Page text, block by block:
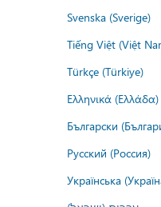
Svenska (Sverige)
Tiếng Việt (Việt
Türkçe (Türkiye)
Ελληνικά (Ελλάδα)
Български
Русский (Россия)
Українська